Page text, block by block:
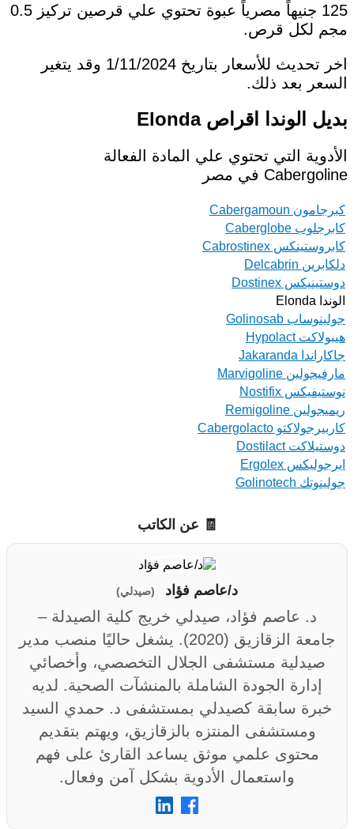
125 جنيهاً مصرياً عبوة تحتوي علي قرصين تركيز 0.5
مجم لكل قرص.
اخر تحديث للأسعار بتاريخ 1/11/2024 وقد يتغير
السعر بعد ذلك.
بديل الوندا اقراص Elonda
الأدوية التي تحتوي علي المادة الفعالة
Cabergoline في مصر
كبرجامون Cabergamoun
كابرجلوب Caberglobe
كابروستينكس Cabrostinex
دلكابرين Delcabrin
دوستينيكس Dostinex
الوندا Elonda
جولينوساب Golinosab
هيبولاكت Hypolact
جاكاراندا Jakaranda
مارفيجولين Marvigoline
نوستيفيكس Nostifix
ريميجولين Remigoline
كاربيرجولاكتو Cabergolacto
دوستيلاكت Dostilact
ايرجوليكس Ergolex
جولينوتك Golinotech
🧾 عن الكاتب
د/عاصم فؤاد (صيدلي)
د. عاصم فؤاد، صيدلي خريج كلية الصيدلة –
جامعة الزقازيق (2020). يشغل حاليًا منصب مدير
صيدلية مستشفى الجلال التخصصي، وأخصائي
إدارة الجودة الشاملة بالمنشآت الصحية. لديه
خبرة سابقة كصيدلي بمستشفى د. حمدي السيد
ومستشفى المنتزه بالزقازيق، ويهتم بتقديم
محتوى علمي موثق يساعد القارئ على فهم
واستعمال الأدوية بشكل آمن وفعال.